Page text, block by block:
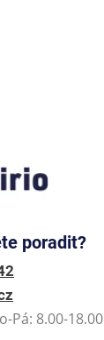
poradit?
Pá: 8.00-18.00